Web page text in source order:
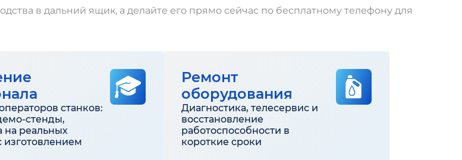
в дальний ящик, а делайте его прямо сейчас по бесплатному телефону для
станков:
стенды,
на реальных
изготовлением
Ремонт
оборудования
Диагностика, телесервис и
восстановление
работоспособности в
короткие сроки